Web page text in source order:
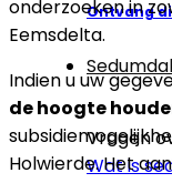
Ontvang
Vragen
Wat is
onderzoeken in
Eemsdelta.
Indien u uw
de hoogte
Holwierde. Het